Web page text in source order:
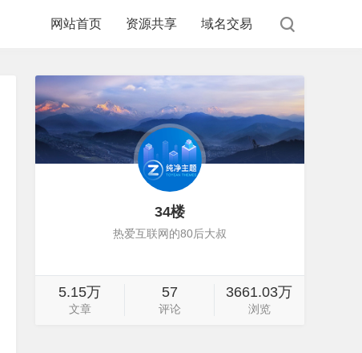
网站首页 资源共享 域名交易
34楼
热爱互联网的80后大叔
5.15万
文章
57
评论
3661.03万
浏览